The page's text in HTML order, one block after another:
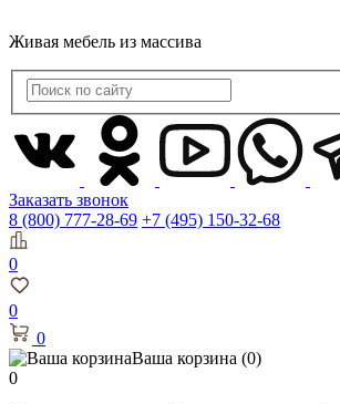
Живая мебель из массива
Заказать звонок
8 (800) 777-28-69 +7 (495) 150-32-68
0
0
0
Ваша корзина (0)
0